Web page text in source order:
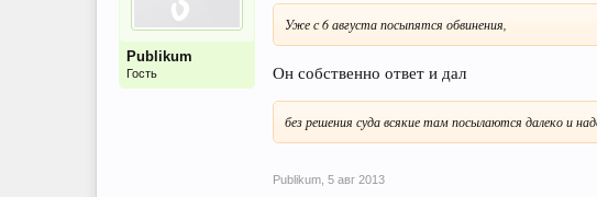
Publikum
Гость
Уже с 6 августа посыпятся обвинения,
Он собственно ответ и дал
без решения суда всякие там посылаются далеко и
Publikum 5 авг 2013